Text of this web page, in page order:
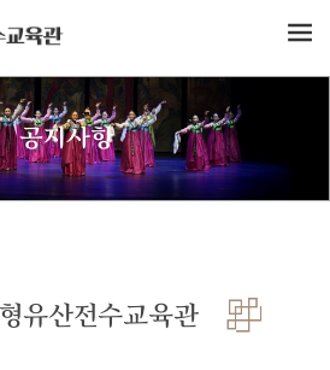
공지사항
유산전수교육관